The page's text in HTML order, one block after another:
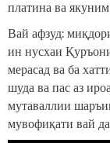
платина ва
Вай афзуд:
ин нусхаи
мерасад ва ба
шуда ва пас аз
мутаваллии
мувофиқати вай